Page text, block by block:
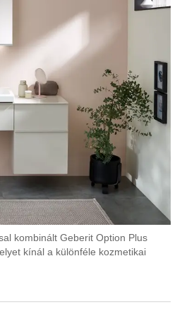
kombinált Geberit Option Plus
kínál a különféle kozmetikai